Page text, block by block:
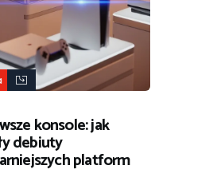
konsole: jak
debiuty
platform